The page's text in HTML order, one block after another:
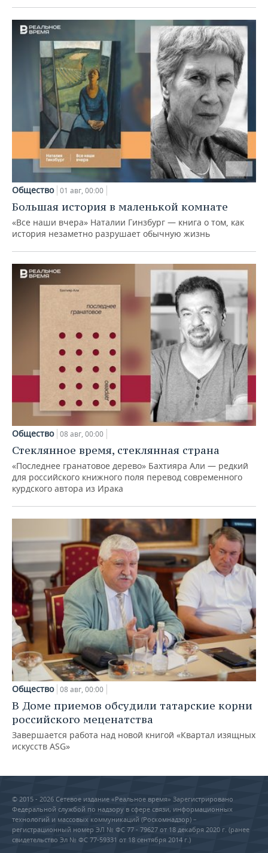
Общество 01 авг, 00:00
Большая история в маленькой комнате
«Все наши вчера» Наталии Гинзбург — книга о том, как
история незаметно разрушает обычную жизнь
Общество 08 авг, 00:00
Стеклянное время, стеклянная страна
«Последнее гранатовое дерево» Бахтияра Али — редкий
для российского книжного поля перевод современного
курдского автора из Ирака
Общество 08 авг, 00:00
В Доме приемов обсудили татарские корни
российского меценатства
Завершается работа над новой книгой «Квартал изящных
искусств ASG»
© 2015 - 2026 Сетевое издание «Реальное время» Зарегистрировано
Федеральной службой по надзору в сфере связи, информационных
технологий и массовых коммуникаций (Роскомнадзор) –
регистрационный номер ЭЛ № ФС 77 - 79627 от 18 декабря 2020 г. (ранее
свидетельство Эл № ФС 77-59331 от 18 сентября 2014 г.)